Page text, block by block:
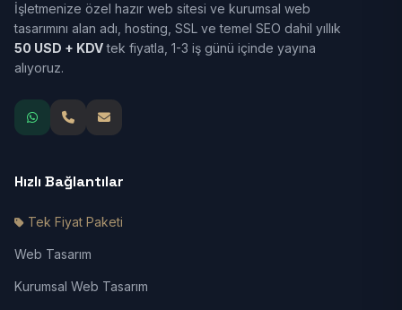
İşletmenize özel hazır web sitesi ve kurumsal web
tasarımını alan adı, hosting, SSL ve temel SEO dahil yıllık
50 USD + KDVtek fiyatla, 1-3 iş günü içinde yayına
alıyoruz.
Hızlı Bağlantılar
Tek Fiyat Paketi
Web Tasarım
Kurumsal Web Tasarım